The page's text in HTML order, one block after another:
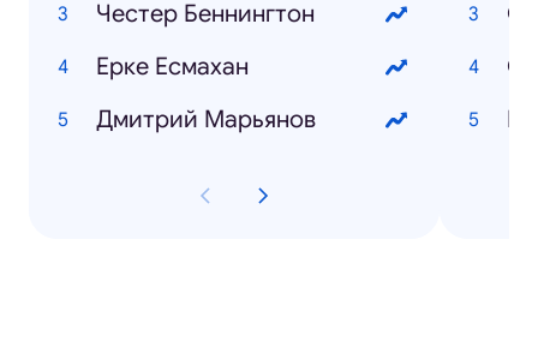
Честер Беннингтон
Ерке Есмахан
Дмитрий Марьянов